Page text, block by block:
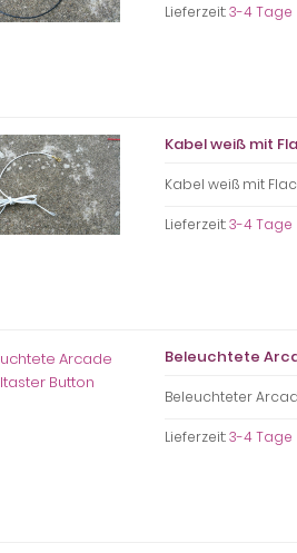
Lieferzeit:3-4 Tage
Kabel weiß mit
Kabel weiß mit
Lieferzeit:3-4 Tage
Beleuchtete
Beleuchteter
Lieferzeit:3-4 Tage